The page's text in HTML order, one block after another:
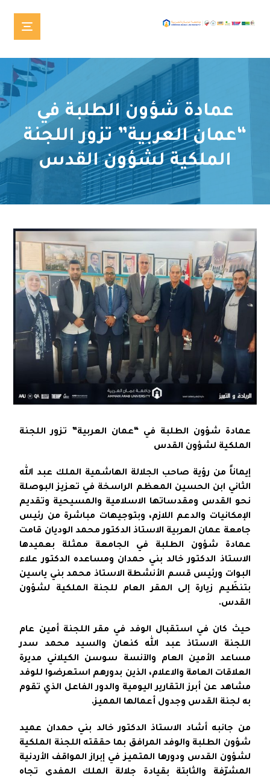
عمادة شؤون الطلبة في
“عمان العربية” تزور اللجنة
الملكية لشؤون القدس
عمادة شؤون الطلبة في “عمان العربية” تزور اللجنة
الملكية لشؤون القدس
إيماناً من رؤية صاحب الجلالة الهاشمية الملك عبد الله
الثاني ابن الحسين المعظم الراسخة في تعزيز البوصلة
نحو القدس ومقدساتها الاسلامية والمسيحية وتقديم
الإمكانيات والدعم اللازم، وبتوجيهات مباشرة من رئيس
جامعة عمان العربية الاستاذ الدكتور محمد الوديان قامت
عمادة شؤون الطلبة في الجامعة ممثلة بعميدها
الاستاذ الدكتور خالد بني حمدان ومساعده الدكتور علاء
البوات ورئيس قسم الأنشطة الاستاذ محمد بني ياسين
بتنظَيم زيارة إلى المقر العام للجنة الملكية لشؤون
القدس.
حيث كان في استقبال الوفد في مقر اللجنة أمين عام
اللجنة الاستاذ عبد الله كنعان والسيد محمد سدر
مساعد الأمين العام والآنسة سوسن الكيلاني مديرة
العلاقات العامة والاعلام، الذين بدورهم استعرضوا للوفد
مشاهد عن أبرز التقارير اليومية والدور الفاعل الذي تقوم
به لجنة القدس وجدول أعمالها المميز.
من جانبه أشاد الاستاذ الدكتور خالد بني حمدان عميد
شؤون الطلبة والوفد المرافق بما حققته اللجنة الملكية
لشؤون القدس ودورها المتميز في إبراز المواقف الأردنية
المشرّفة والثابتة بقيادة جلالة الملك المفدى تجاه